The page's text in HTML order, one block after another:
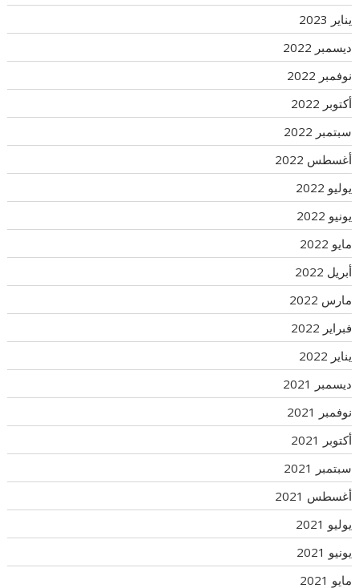
يناير 2023
ديسمبر 2022
نوفمبر 2022
أكتوبر 2022
سبتمبر 2022
أغسطس 2022
يوليو 2022
يونيو 2022
مايو 2022
أبريل 2022
مارس 2022
فبراير 2022
يناير 2022
ديسمبر 2021
نوفمبر 2021
أكتوبر 2021
سبتمبر 2021
أغسطس 2021
يوليو 2021
يونيو 2021
مايو 2021